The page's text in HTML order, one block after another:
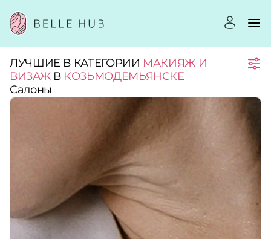
Город:
ЛУЧШИЕ В КАТЕГОРИИ МАКИЯЖ И
ВИЗАЖВ КОЗЬМОДЕМЬЯНСКЕ
Салоны